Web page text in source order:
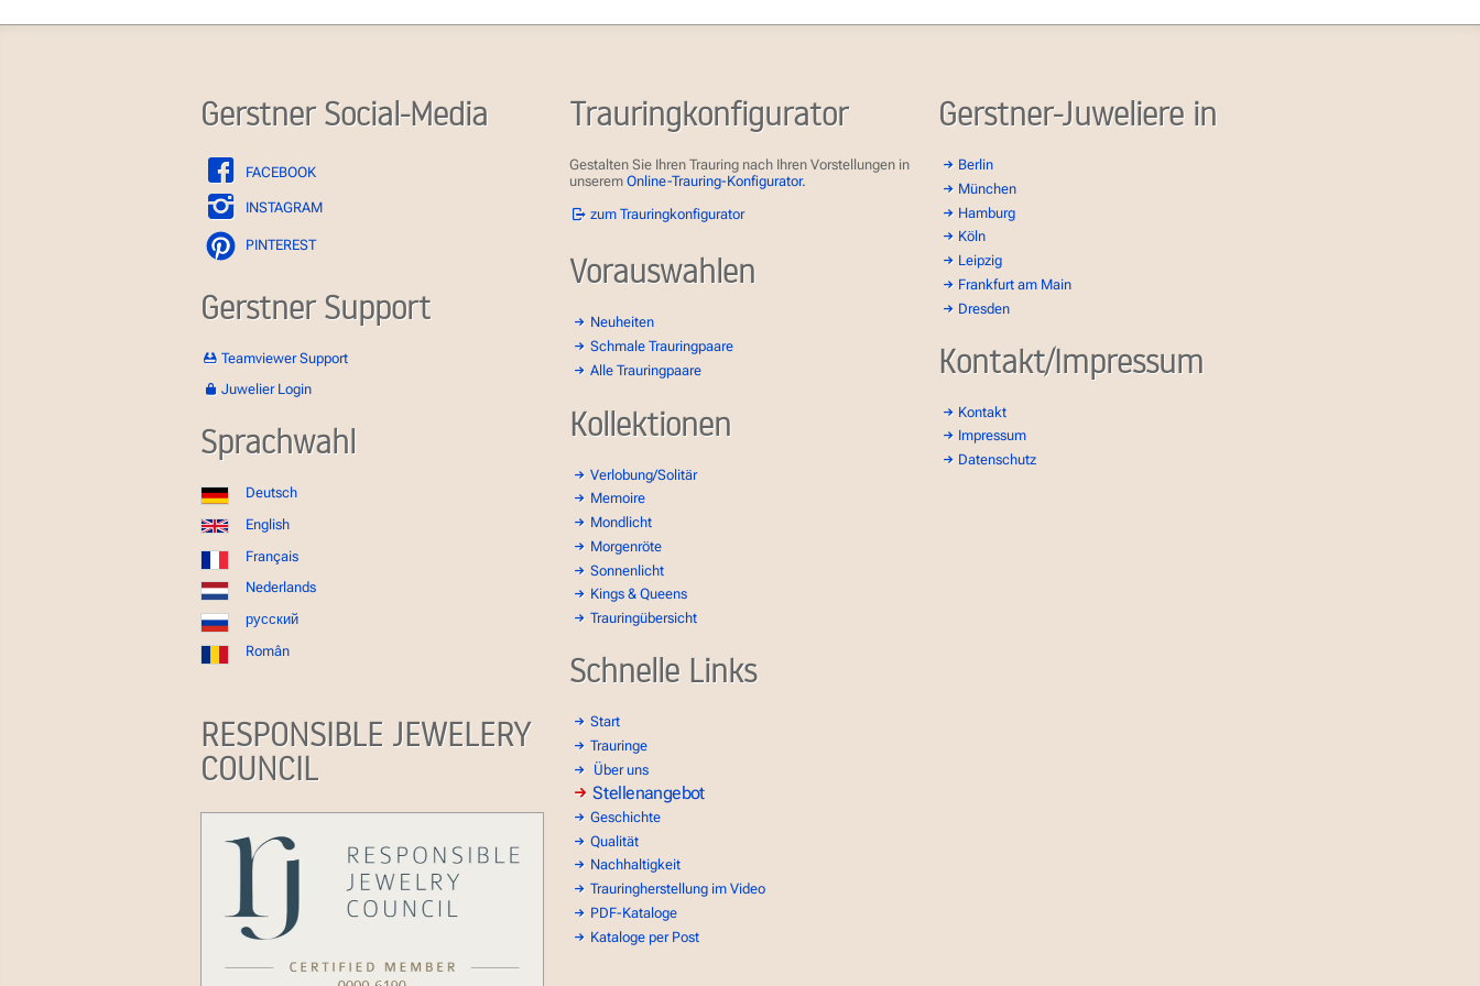
Gerstner Social-Media
FACEBOOK
INSTAGRAM
PINTEREST
Gerstner Support
Teamviewer Support
Juwelier Login
Sprachwahl
Deutsch
English
Français
Nederlands
русский
Român
RESPONSIBLE JEWELERY
COUNCIL
Trauringkonfigurator
Gestalten Sie Ihren Trauring nach Ihren Vorstellungen in
unserem Online-Trauring-Konfigurator.
zum Trauringkonfigurator
Vorauswahlen
Neuheiten
Schmale Trauringpaare
Alle Trauringpaare
Kollektionen
Verlobung/Solitär
Memoire
Mondlicht
Morgenröte
Sonnenlicht
Kings & Queens
Trauringübersicht
Schnelle Links
Start
Trauringe
Über uns
Stellenangebot
Geschichte
Qualität
Nachhaltigkeit
Trauringherstellung im Video
PDF-Kataloge
Kataloge per Post
Gerstner-Juweliere in
Berlin
München
Hamburg
Köln
Leipzig
Frankfurt am Main
Dresden
Kontakt/Impressum
Kontakt
Impressum
Datenschutz